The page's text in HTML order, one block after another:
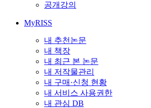
공개강의
MyRISS
내 추천논문
내 책장
내 최근 본 논문
내 저작물관리
내 구매·신청 현황
내 서비스 사용권한
내 관심 DB